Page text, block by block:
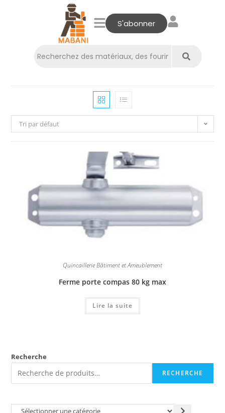
S'abonner
Tri par défaut
Quincaillerie Bâtiment et Ameublement
Ferme porte compas 80 kg max
Lire la suite
Recherche
RECHERCHE